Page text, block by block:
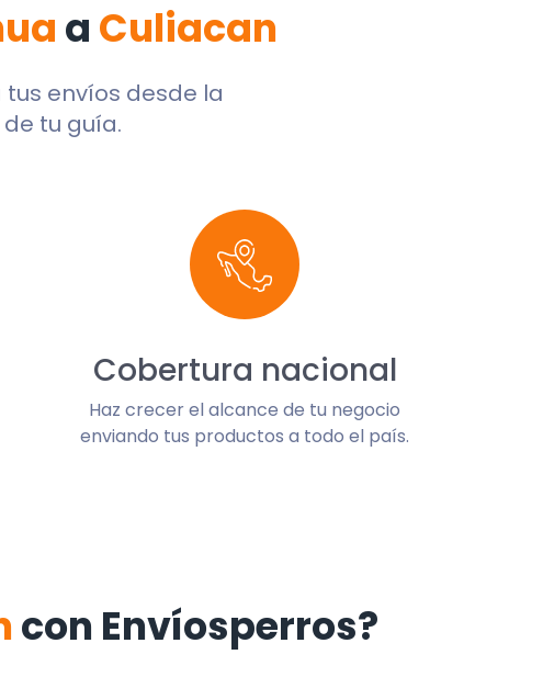
a Culiacan
tus envíos desde la
tu guía.
Cobertura nacional
Haz crecer el alcance de tu negocio
enviando tus productos a todo el país.
con Envíosperros?